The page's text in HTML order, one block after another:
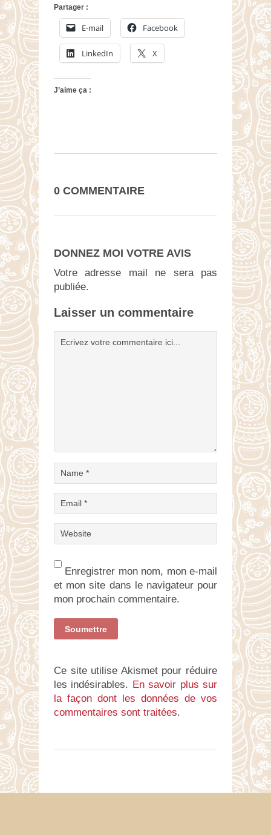
Partager :
E-mail Facebook
LinkedIn X
J’aime ça :
0 COMMENTAIRE
DONNEZ MOI VOTRE AVIS
Votre adresse mail ne sera pas
publiée.
Laisser un commentaire
Enregistrer mon nom, mon e-mail
et mon site dans le navigateur pour
mon prochain commentaire.
Ce site utilise Akismet pour réduire
les indésirables. En savoir plus sur
la façon dont les données de vos
commentaires sont traitées.